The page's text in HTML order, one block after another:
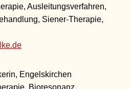
Ausleitungsverfahren,
Siener-Therapie,
Engelskirchen
Bioresonanz,